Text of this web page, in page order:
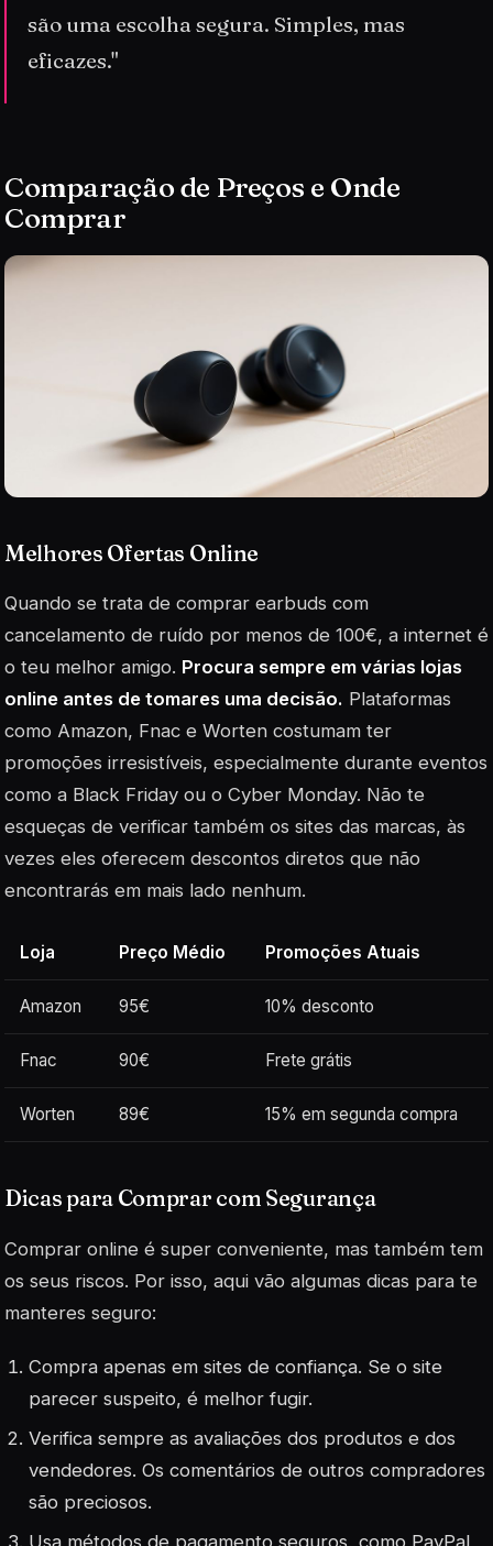
são uma escolha segura. Simples, mas
eficazes."
Comparação de Preços e Onde
Comprar
Melhores Ofertas Online
Quando se trata de comprar earbuds com
cancelamento de ruído por menos de 100€, a internet é
o teu melhor amigo. Procura sempre em várias lojas
online antes de tomares uma decisão. Plataformas
como Amazon, Fnac e Worten costumam ter
promoções irresistíveis, especialmente durante eventos
como a Black Friday ou o Cyber Monday. Não te
esqueças de verificar também os sites das marcas, às
vezes eles oferecem descontos diretos que não
encontrarás em mais lado nenhum.
Loja Preço Médio Promoções Atuais
Amazon 95€ 10% desconto
Fnac 90€ Frete grátis
Worten 89€ 15% em segunda compra
Dicas para Comprar com Segurança
Comprar online é super conveniente, mas também tem
os seus riscos. Por isso, aqui vão algumas dicas para te
manteres seguro:
Compra apenas em sites de confiança. Se o site
parecer suspeito, é melhor fugir.
Verifica sempre as avaliações dos produtos e dos
vendedores. Os comentários de outros compradores
são preciosos.